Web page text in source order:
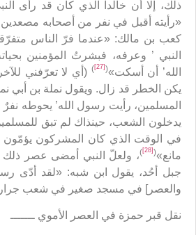
ذلك، إلا أن خالداً الذي كان قد رأى
«رأيته أقبل في نفر من أصحابه
كعب بن مالك: «عندما فرّ الناس
النبي ’ وعرفه، فبشرتُ المؤمنين
الله’ أن أسكت»(
[27]
) (أي لا تعرّفني
يكن الخطر قد زال. ويقول نملة بن أبي
المسلمين، رأيت رسول الله’ يحوطه نفرٌ
يدخلون الشعب، حينذاك لم تبق
في الوقت الذي كان المشركون يؤمّون
مانع»(
[28]
)، ولعلّ النبي أمضى عصر
جبل أحُد، يقول ابن شبه: «لقد أدّى
والعصر] في مسجد صغير في شعب جرار
نقل قبر حمزة في العصر الأموي ـــــــ